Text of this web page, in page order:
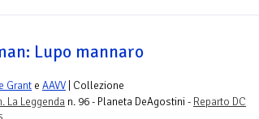
Lupo mannaro
Grant e AAVV | Collezione
La Leggenda n. 96 - Planeta DeAgostini - Reparto DC